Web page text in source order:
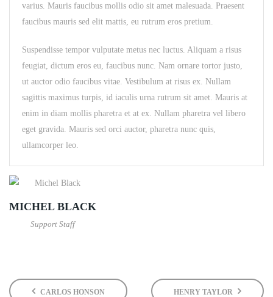
varius. Mauris faucibus mollis odio sit amet malesuada. Praesent
faucibus mauris sed elit mattis, eu rutrum eros pretium.
Suspendisse tempor vulputate metus nec luctus. Aliquam a risus
feugiat, dictum eros eu, faucibus nunc. Nam ornare tortor justo,
ut auctor odio faucibus vitae. Vestibulum at risus ex. Nullam
sagittis maximus turpis, id iaculis urna rutrum sit amet. Mauris at
enim in diam mollis pharetra et at ex. Nullam pharetra vel libero
eget gravida. Mauris sed orci auctor, pharetra nunc quis,
ullamcorper leo.
MICHEL BLACK
Support Staff
CARLOS HONSON HENRY TAYLOR